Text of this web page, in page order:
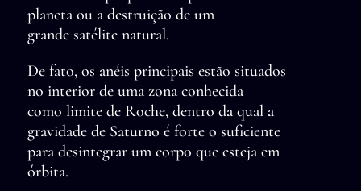
planeta ou a destruição de um
grande satélite natural.
De fato, os anéis principais estão situados
no interior de uma zona conhecida
como limite de Roche, dentro da qual a
gravidade de Saturno é forte o suficiente
para desintegrar um corpo que esteja em
órbita.